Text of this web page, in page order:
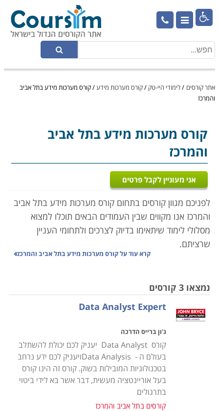

אתר קורסים /לימודי היי-טק /קורס מערכות מידע/קורס מערכות מידע בתל אביב
והמרכז
קורס מערכות מידעבתל אביב
והמרכז
אני מעוניין לקבל פרטים
לפניכם מגוון קורסים בתחום קורס מערכות מידע בתל אביב
והמרכז אנו מקווים שבין העמודים הבאים תוכלו למצוא
מסלולי לימוד שיתאימו בדיוק לצרכים ולתחומי העניין
שרציתם.
מרכז הפעילות הארצית כמעט בכל תחום נמצא בתל אביב,
וכפועל יוצא מכך שמסלולי הלימוד של קורס מערכות מידע
מציעים את מיטב המורים והנגישות למרכזי הפעילות גבוהה
ביותר. מכיוון שהתחרותיות והביקוש גבוהים מאוד בתל אביב
והסביבה גם ההיצע של מוסדות הלימוד גדול. דבר שיכול
מצד אחד לבלבל אך מהצד השני כדאי שתבדקו בכל מכללה
המלמדת קורס מערכות מידע בתל אביב והמרכז מה מייחד
את מסלול הלימוד שלה ולמה כדאי דווקא ללמוד שם. אם
גדלתם ואתם מתגוררים באזור אז אתם כבר נהנים מכל דרכי
קרא עוד עלקורס מערכות מידע בתל אביב והמרכז
נמצאו 3 קורסים
Data Analyst Expert
ג'ון ברייס הדרכה
קורס Data Analyst יעניק לכם יכולת להשתלב
בעולם ה - Data Analysisויעניק לכם ידע נרחב
בטכנולוגיות המובילות בשוק. קורס זה הינו קורס
בעל אוריינטציה מעשית, דבר אשר בא לידי ביטוי
בתרגולים
קורסים בתל אביב והמרכז